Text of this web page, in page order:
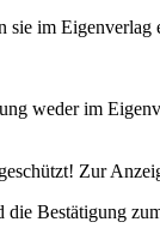
im
weder im
Zur
Bestätigung